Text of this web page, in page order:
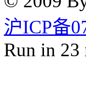
沪ICP备
Run in 23